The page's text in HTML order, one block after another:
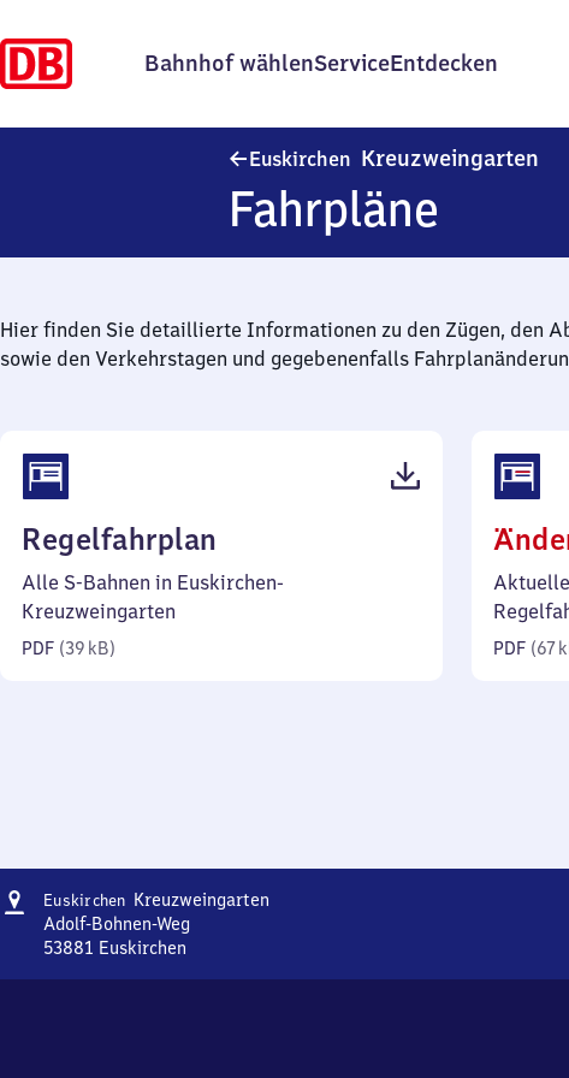
Bahnhof wählenServiceEntdecken
Euskirchen Kreuzweingarten
Fahrpläne
Hier finden Sie detaillierte Informationen zu den Zügen, den
sowie den Verkehrstagen und gegebenenfalls
Regelfahrplan
39
Alle S-Bahnen in Euskirchen-
Kreuzweingarten
PDF (39 kB) PDF (67
Adresse
Euskirchen KreuzweingartenEuskirchen-
Adolf-Bohnen-Weg
53881 Euskirchen